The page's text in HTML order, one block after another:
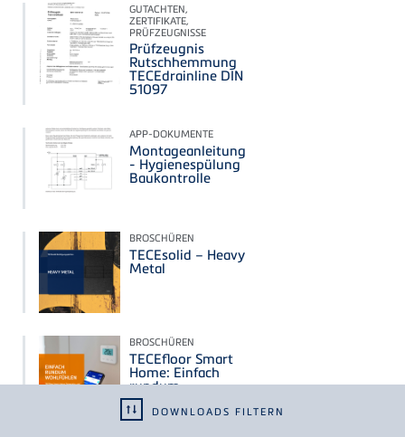
DOWNLOADS FILTERN
GUTACHTEN,
ZERTIFIKATE,
PRÜFZEUGNISSE
Prüfzeugnis
Rutschhemmung
TECEdrainline DIN
51097
APP-DOKUMENTE
Montageanleitung
- Hygienespülung
Baukontrolle
BROSCHÜREN
TECEsolid – Heavy
Metal
BROSCHÜREN
TECEfloor Smart
Home: Einfach
rundum
wohlfühlen